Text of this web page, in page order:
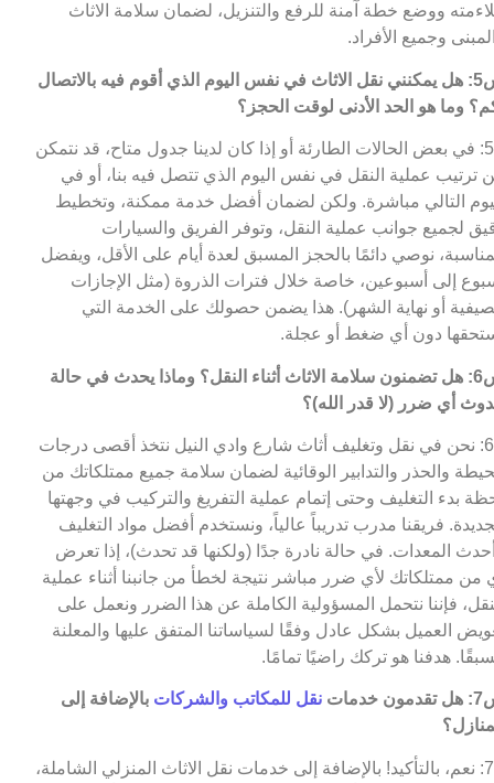
ووضع خطة آمنة للرفع والتنزيل، لضمان سلامة الاثاث
وجميع الأفراد.
س5: هل يمكنني نقل الاثاث في نفس اليوم الذي أقوم فيه بالاتصال
وما هو الحد الأدنى لوقت الحجز؟
ج5: في بعض الحالات الطارئة أو إذا كان لدينا جدول متاح، قد نتمكن
ترتيب عملية النقل في نفس اليوم الذي تتصل فيه بنا، أو في
التالي مباشرة. ولكن لضمان أفضل خدمة ممكنة، وتخطيط
لجميع جوانب عملية النقل، وتوفر الفريق والسيارات
نوصي دائمًا بالحجز المسبق لعدة أيام على الأقل، ويفضل
إلى أسبوعين، خاصة خلال فترات الذروة (مثل الإجازات
أو نهاية الشهر). هذا يضمن حصولك على الخدمة التي
دون أي ضغط أو عجلة.
س6: هل تضمنون سلامة الاثاث أثناء النقل؟ وماذا يحدث في حالة
أي ضرر (لا قدر الله)؟
ج6: نحن في نقل وتغليف أثاث شارع وادي النيل نتخذ أقصى درجات
والحذر والتدابير الوقائية لضمان سلامة جميع ممتلكاتك من
بدء التغليف وحتى إتمام عملية التفريغ والتركيب في وجهتها
فريقنا مدرب تدريباً عالياً، ونستخدم أفضل مواد التغليف
المعدات. في حالة نادرة جدًا (ولكنها قد تحدث)، إذا تعرض
من ممتلكاتك لأي ضرر مباشر نتيجة لخطأ من جانبنا أثناء عملية
فإننا نتحمل المسؤولية الكاملة عن هذا الضرر ونعمل على
العميل بشكل عادل وفقًا لسياساتنا المتفق عليها والمعلنة
هدفنا هو تركك راضيًا تمامًا.
خدمات نقل للمكاتب والشركات بالإضافة إلى
ج7: نعم، بالتأكيد! بالإضافة إلى خدمات نقل الاثاث المنزلي الشاملة،